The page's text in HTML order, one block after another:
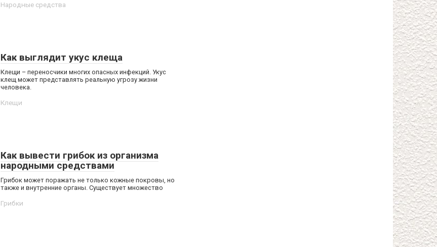
Народные средства
Как выглядит укус клеща
Клещи – переносчики многих опасных инфекций. Укус
клещ может представлять реальную угрозу жизни
человека.
Клещи
Как вывести грибок из организма
народными средствами
Грибок может поражать не только кожные покровы, но
также и внутренние органы. Существует множество
Грибки